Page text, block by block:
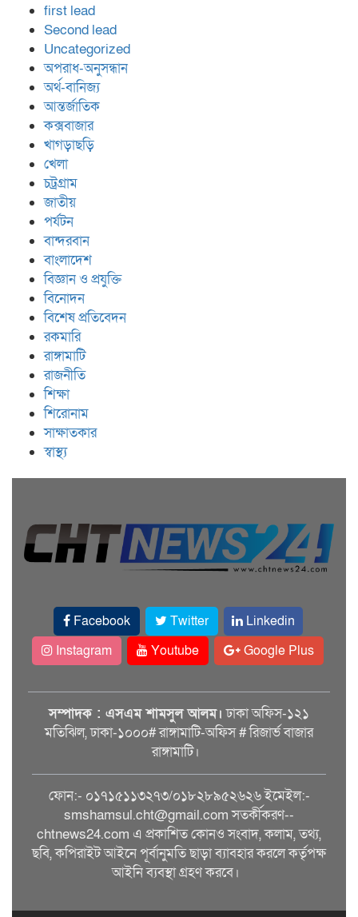
first lead
Second lead
Uncategorized
অপরাধ-অনুসন্ধান
অর্থ-বানিজ্য
আন্তর্জাতিক
কক্সবাজার
খাগড়াছড়ি
খেলা
চট্রগ্রাম
জাতীয়
পর্যটন
বান্দরবান
বাংলাদেশ
বিজ্ঞান ও প্রযুক্তি
বিনোদন
বিশেষ প্রতিবেদন
রকমারি
রাঙ্গামাটি
রাজনীতি
শিক্ষা
শিরোনাম
সাক্ষাতকার
স্বাস্থ্য
Facebook Twitter
Linkedin
Instagram
Youtube Google Plus
সম্পাদক : এসএম শামসুল আলম। ঢাকা অফিস-১২১
মতিঝিল, ঢাকা-১০০০# রাঙ্গামাটি-অফিস # রিজার্ভ বাজার
রাঙ্গামাটি।
ফোন:- ০১৭১৫১১৩২৭৩/০১৮২৮৯৫২৬২৬ ইমেইল:-
smshamsul.cht@gmail.com সতর্কীকরণ--
chtnews24.com এ প্রকাশিত কোনও সংবাদ, কলাম, তথ্য,
ছবি, কপিরাইট আইনে পূর্বানুমতি ছাড়া ব্যাবহার করলে কর্তৃপক্ষ
আইনি ব্যবস্থা গ্রহণ করবে।